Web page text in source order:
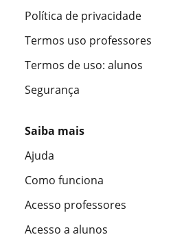
Política de privacidade
Termos uso professores
Termos de uso: alunos
Segurança
Saiba mais
Ajuda
Como funciona
Acesso professores
Acesso a alunos